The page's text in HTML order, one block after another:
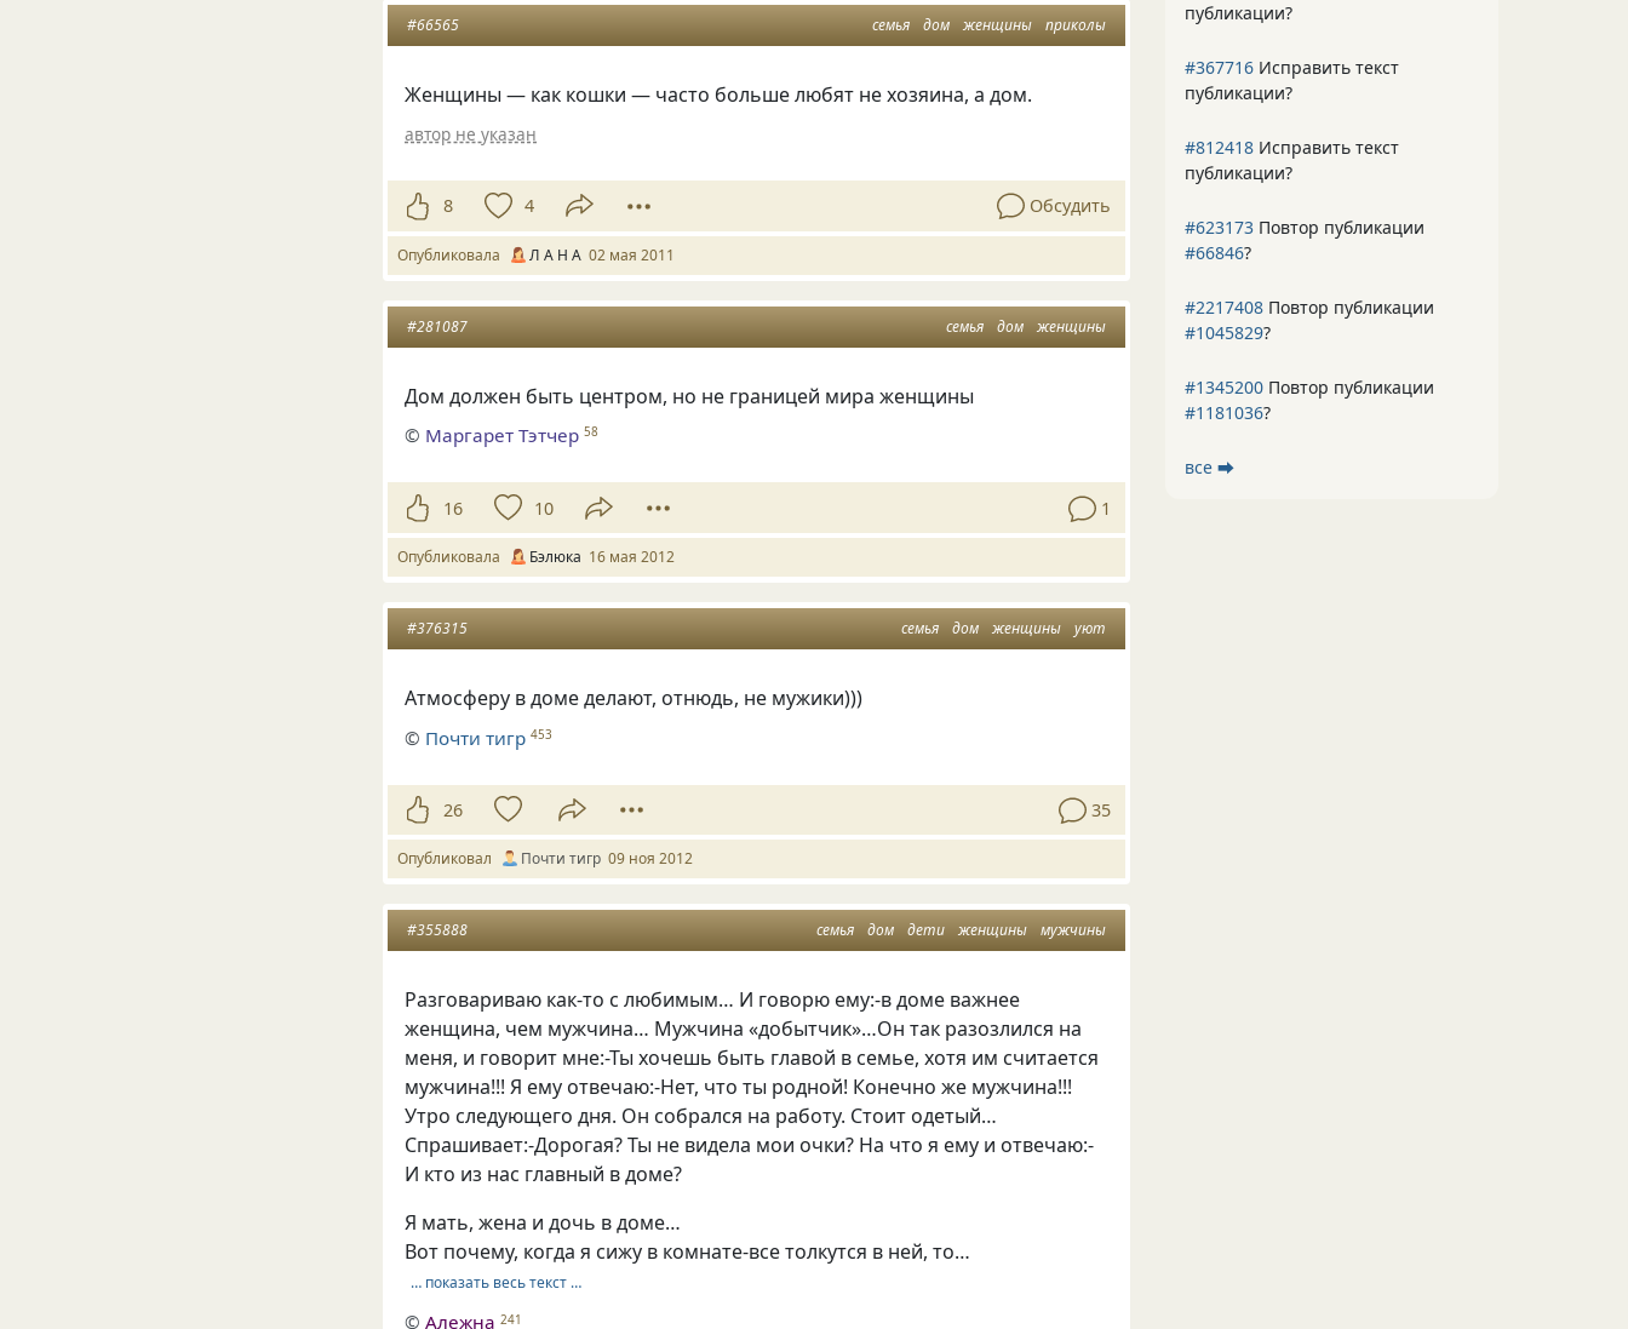
семья дом женщины приколы
#66565
Женщины — как кошки — часто больше любят не хозяина, а дом.
автор не указан
8 4 Обсудить
Опубликовала Л А Н А 02 мая 2011
семья дом женщины
#281087
Дом должен быть центром, но не границей мира женщины
© Маргарет Тэтчер 58
16 10 1
Опубликовала Бэлюка 16 мая 2012
семья дом женщины уют
#376315
Атмосферу в доме делают, отнюдь, не мужики)))
© Почти тигр 453
26 35
Опубликовал Почти тигр 09 ноя 2012
семья дом дети женщины мужчины
#355888
Разговариваю как-то с любимым… И говорю ему:-в доме важнее
женщина, чем мужчина… Мужчина «добытчик»…Он так разозлился на
меня, и говорит мне:-Ты хочешь быть главой в семье, хотя им считается
мужчина!!! Я ему отвечаю:-Нет, что ты родной! Конечно же мужчина!!!
Утро следующего дня. Он собрался на работу. Стоит одетый…
Спрашивает:-Дорогая? Ты не видела мои очки? На что я ему и отвечаю:-
И кто из нас главный в доме?
Я мать, жена и дочь в доме…
Вот почему, когда я сижу в комнате-все толкутся в ней, то…
… показать весь текст …
©Алежна 241
публикации?
#367716 Исправить текст
публикации?
#812418 Исправить текст
публикации?
#623173 Повтор публикации
#66846?
#2217408 Повтор публикации
#1045829?
#1345200 Повтор публикации
#1181036?
все ⮕